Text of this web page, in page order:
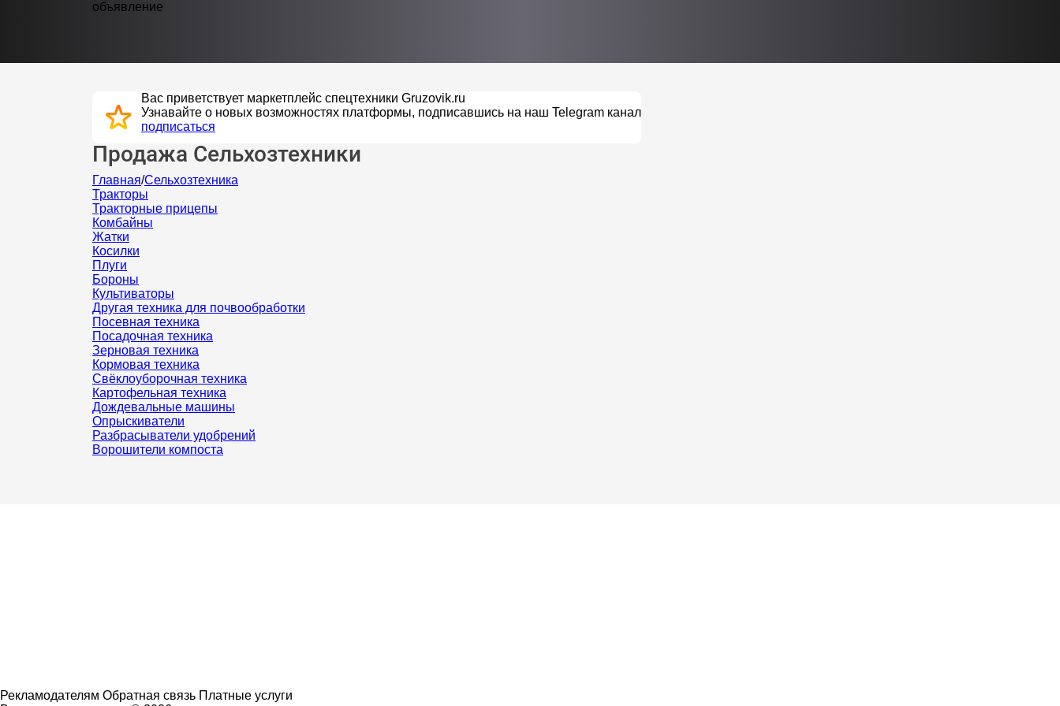
объявление
Вас приветствует маркетплейс спецтехники Gruzovik.ru
Узнавайте о новых возможностях платформы, подписавшись на наш Telegram канал
подписаться
Продажа Сельхозтехники
Главная/Сельхозтехника
Тракторы
Тракторные прицепы
Комбайны
Жатки
Косилки
Плуги
Бороны
Культиваторы
Другая техника для почвообработки
Посевная техника
Посадочная техника
Зерновая техника
Кормовая техника
Свёклоуборочная техника
Картофельная техника
Дождевальные машины
Опрыскиватели
Разбрасыватели удобрений
Ворошители компоста
Рекламодателям Обратная связь Платные услуги